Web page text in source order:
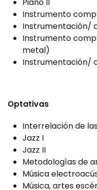
Piano II
Instrumento
Instrumentación/
Instrumento
metal)
Instrumentación/
Optativas
Interrelación de
Jazz I
Jazz II
Metodologías de
Música
Música, artes